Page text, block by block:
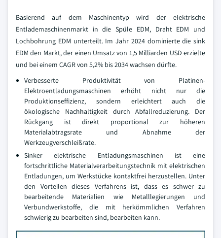
Basierend auf dem Maschinentyp wird der elektrische
Entlademaschinenmarkt in die Spüle EDM, Draht EDM und
Lochbohrung EDM unterteilt. Im Jahr 2024 dominierte die sink
EDM den Markt, der einen Umsatz von 1,5 Milliarden USD erzielte
und bei einem CAGR von 5,2% bis 2034 wachsen dürfte.
Verbesserte Produktivität von Platinen-
Elektroentladungsmaschinen erhöht nicht nur die
Produktionseffizienz, sondern erleichtert auch die
ökologische Nachhaltigkeit durch Abfallreduzierung. Der
Rückgang ist direkt proportional zur höheren
Materialabtragsrate und Abnahme der
Werkzeugverschleißrate.
Sinker elektrische Entladungsmaschinen ist eine
fortschrittliche Materialverarbeitungstechnik mit elektrischen
Entladungen, um Werkstücke kontaktfrei herzustellen. Unter
den Vorteilen dieses Verfahrens ist, dass es schwer zu
bearbeitende Materialien wie Metalllegierungen und
Verbundwerkstoffe, die mit herkömmlichen Verfahren
schwierig zu bearbeiten sind, bearbeiten kann.